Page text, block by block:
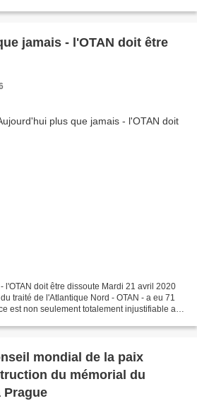
jamais - l'OTAN doit être
l'OTAN doit être dissoute Mardi 21 avril 2020
traité de l'Atlantique Nord - OTAN - a eu 71
est non seulement totalement injustifiable au
mondial de la paix
du mémorial du
Prague